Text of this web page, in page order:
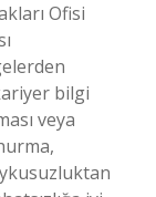
Ofisi
bilgi
veya